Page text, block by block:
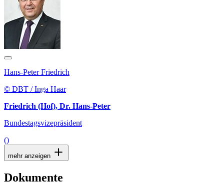
Hans-Peter Friedrich
© DBT / Inga Haar
Friedrich (Hof), Dr. Hans-Peter
Bundestagsvizepräsident
()
mehr anzeigen
Dokumente